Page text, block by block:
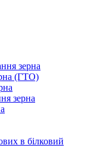
зерна
(ГТО)
зерна
в білковий